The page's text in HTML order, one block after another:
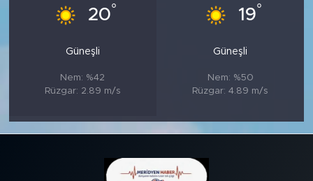
20°
Güneşli
Nem: %42
Rüzgar: 2.89 m/s
19°
Güneşli
Nem: %50
Rüzgar: 4.89 m/s